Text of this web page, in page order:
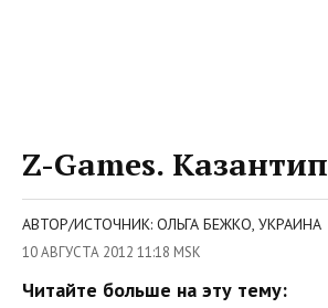
Z-Games. Казантип
АВТОР/ИСТОЧНИК: ОЛЬГА БЕЖКО, УКРАИНА
10 АВГУСТА 2012 11:18 MSK
Читайте больше на эту тему: